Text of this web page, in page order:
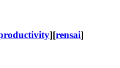
][rensai]